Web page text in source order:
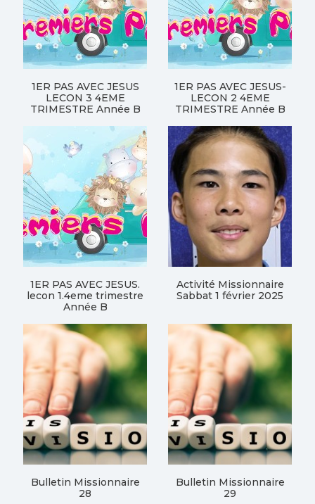
1ER PAS AVEC JESUS
LECON 3 4EME
TRIMESTRE Année B
1ER PAS AVEC JESUS-
LECON 2 4EME
TRIMESTRE Année B
1ER PAS AVEC JESUS.
lecon 1.4eme trimestre
Année B
Activité Missionnaire
Sabbat 1 février 2025
Bulletin Missionnaire
28
Bulletin Missionnaire
29